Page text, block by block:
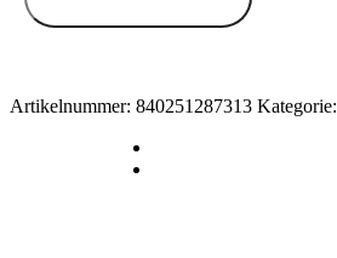
Artikelnummer: 840251287313 Kategorie: